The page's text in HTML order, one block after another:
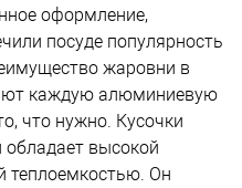
оформление,
посуде популярность
жаровни в
каждую алюминиевую
что нужно. Кусочки
высокой
теплоемкостью. Он